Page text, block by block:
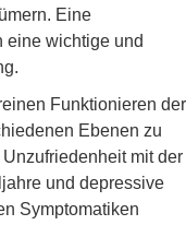
Eine
eine wichtige und
Funktionieren der
Ebenen zu
mit der
und depressive
Symptomatiken